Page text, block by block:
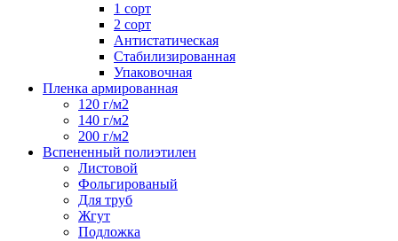
1 сорт
2 сорт
Антистатическая
Стабилизированная
Упаковочная
Пленка армированная
120 г/м2
140 г/м2
200 г/м2
Вспененный полиэтилен
Листовой
Фольгированый
Для труб
Жгут
Подложка